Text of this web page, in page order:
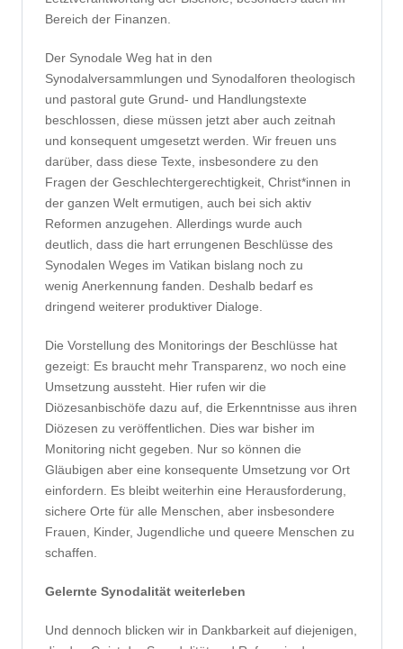
Bereich der Finanzen.
Der Synodale Weg hat in den
Synodalversammlungen und Synodalforen theologisch
und pastoral gute Grund- und Handlungstexte
beschlossen, diese müssen jetzt aber auch zeitnah
und konsequent umgesetzt werden. Wir freuen uns
darüber, dass diese Texte, insbesondere zu den
Fragen der Geschlechtergerechtigkeit, Christ*innen in
der ganzen Welt ermutigen, auch bei sich aktiv
Reformen anzugehen. Allerdings wurde auch
deutlich, dass die hart errungenen Beschlüsse des
Synodalen Weges im Vatikan bislang noch zu
wenig Anerkennung fanden. Deshalb bedarf es
dringend weiterer produktiver Dialoge.
Die Vorstellung des Monitorings der Beschlüsse hat
gezeigt: Es braucht mehr Transparenz, wo noch eine
Umsetzung aussteht. Hier rufen wir die
Diözesanbischöfe dazu auf, die Erkenntnisse aus ihren
Diözesen zu veröffentlichen. Dies war bisher im
Monitoring nicht gegeben. Nur so können die
Gläubigen aber eine konsequente Umsetzung vor Ort
einfordern. Es bleibt weiterhin eine Herausforderung,
sichere Orte für alle Menschen, aber insbesondere
Frauen, Kinder, Jugendliche und queere Menschen zu
schaffen.
Gelernte Synodalität weiterleben
Und dennoch blicken wir in Dankbarkeit auf diejenigen,